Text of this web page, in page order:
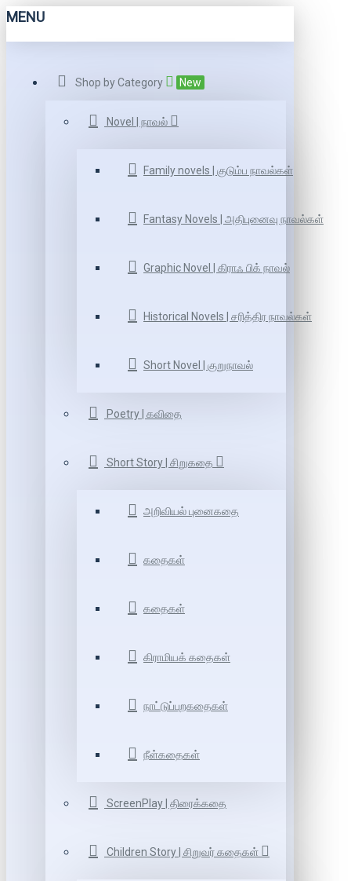
MENU
Shop by Category New
Novel | நாவல்
Family novels | குடும்ப நாவல்கள்
Fantasy Novels | அதிபுனைவு நாவல்கள்
Graphic Novel | கிராஃ பிக் நாவல்
Historical Novels | சரித்திர நாவல்கள்
Short Novel | குறுநாவல்
Poetry | கவிதை
Short Story | சிறுகதை
அறிவியல் புனைகதை
கதைகள்
கதைகள்
கிராமியக் கதைகள்
நாட்டுப்புறகதைகள்
நீள்கதைகள்
ScreenPlay | திரைக்கதை
Children Story | சிறுவர் கதைகள்